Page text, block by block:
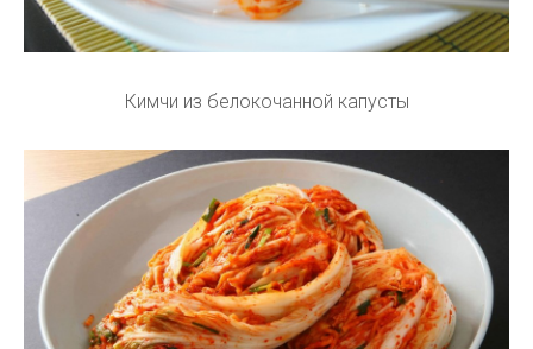
Кимчи из белокочанной капусты